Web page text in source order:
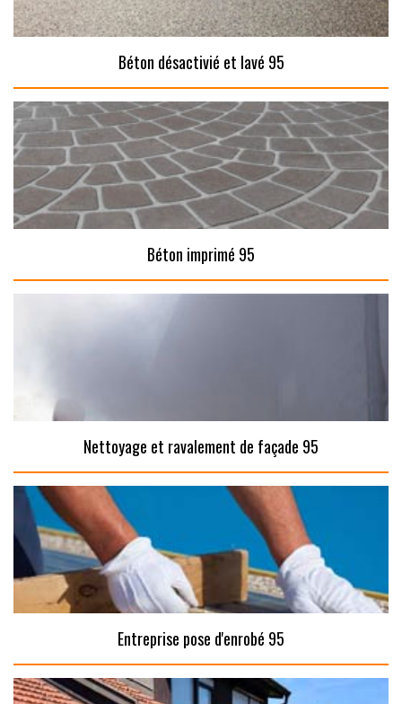
Béton désactivié et lavé 95
Béton imprimé 95
Nettoyage et ravalement de façade 95
Entreprise pose d'enrobé 95